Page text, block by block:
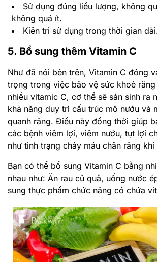
Sử dụng đúng liều lượng, không
không quá ít.
Kiên trì sử dụng trong thời gian
5. Bổ sung thêm Vitamin C
Như đã nói bên trên, Vitamin C đóng
trọng trong việc bảo vệ sức khoẻ răng
nhiều vitamic C, cơ thể sẽ sản sinh ra
khả năng duy trì cấu trúc mô nướu và
quanh răng. Điều này đồng thời giúp
các bệnh viêm lợi, viêm nướu, tụt lợi
như tình trạng chảy máu chân răng
Bạn có thể bổ sung Vitamin C bằng
nhau như: Ăn rau củ quả, uống nước
sung thực phẩm chức năng có chứa